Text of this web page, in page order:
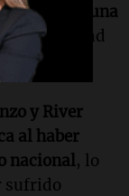
seis goles y una
nacionalidad
y River
al haber
nacional, lo
sufrido